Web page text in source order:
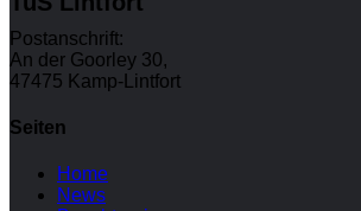
Postanschrift:
An der Goorley 30,
47475 Kamp-Lintfort
Seiten
Home
News